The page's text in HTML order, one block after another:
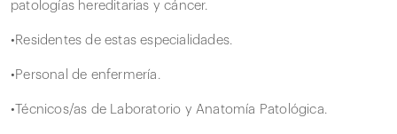
patologías hereditarias y cáncer.
•Residentes de estas especialidades.
•Personal de enfermería.
•Técnicos/as de Laboratorio y Anatomía Patológica.